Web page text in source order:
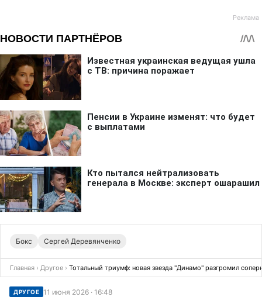
Бокс Сергей Деревянченко
Главная › Другое › Тотальный триумф: новая звезда "Динамо" разгромил
ДРУГОЕ 11 июня 2026 · 16:48